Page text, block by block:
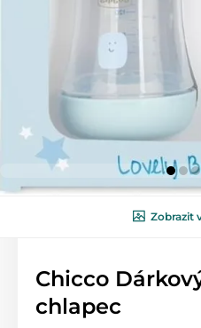
Zobrazit
Chicco
chlapec